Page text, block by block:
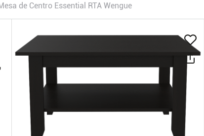
de Centro Essential RTA Wengue